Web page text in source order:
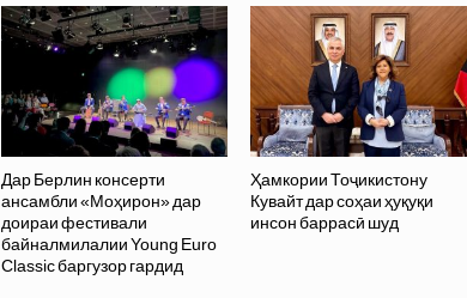
Дар Берлин консерти
ансамбли «Моҳирон» дар
доираи фестивали
байналмилалии Young Euro
Classic баргузор гардид
Ҳамкории Тоҷикистону
Кувайт дар соҳаи ҳуқуқи
инсон баррасӣ шуд